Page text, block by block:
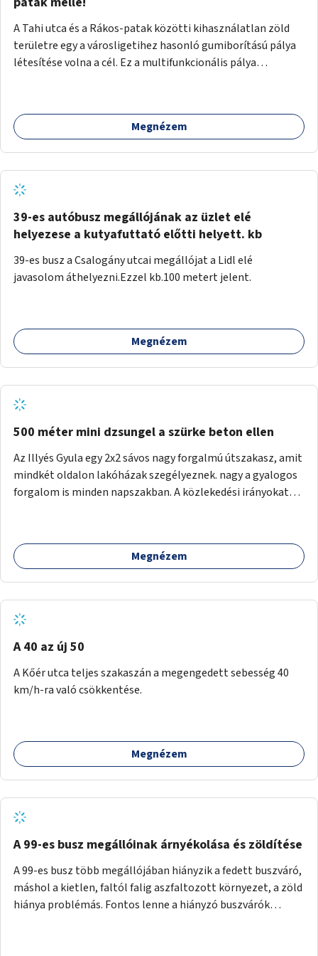
A Tahi utca és a Rákos-patak közötti kihasználatlan zöld
területre egy a városligetihez hasonló gumiborítású pálya
létesítése volna a cél. Ez a multifunkcionális pálya
Megnézem
39-es autóbusz megállójának az üzlet elé
helyezese a kutyafuttató előtti helyett. kb
39-es busz a Csalogány utcai megállójat a Lidl elé
javasolom áthelyezni.Ezzel kb.100 metert jelent.
Megnézem
500 méter mini dzsungel a szürke beton ellen
Az Illyés Gyula egy 2x2 sávos nagy forgalmú útszakasz, amit
mindkét oldalon lakóházak szegélyeznek. nagy a gyalogos
forgalom is minden napszakban. A közlekedési irányokat
szintű növényzettel, öntözőrendszerrel, esetleg
valamilyen vizes attrakcióval ami végfut mind az 500m-en.
Megnézem
A 40 az új 50
A Kőér utca teljes szakaszán a megengedett sebesség 40
km/h-ra való csökkentése.
Megnézem
A 99-es busz megállóinak árnyékolása és zöldítése
A 99-es busz több megállójában hiányzik a fedett buszváró,
máshol a kietlen, faltól falig aszfaltozott környezet, a zöld
hiánya problémás. Fontos lenne a hiányzó buszvárók